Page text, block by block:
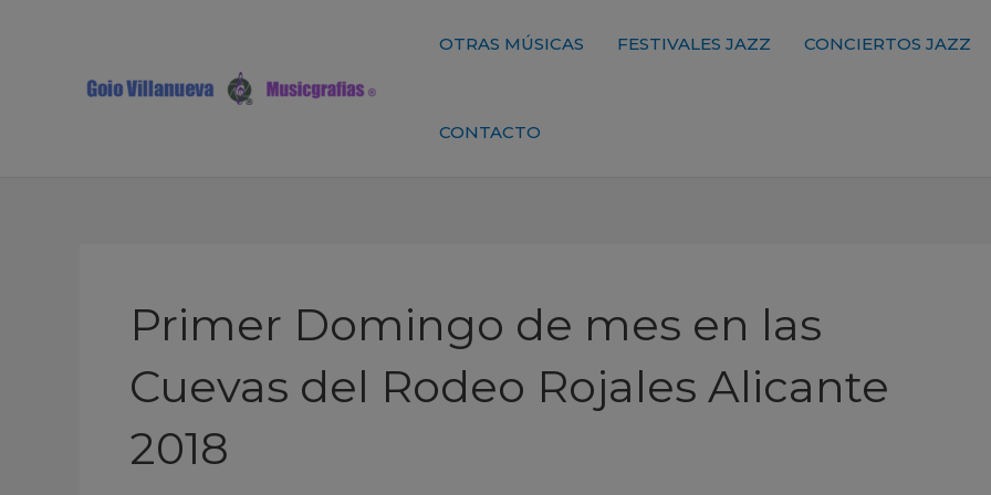
OTRAS MÚSICAS FESTIVALES JAZZ CONCIERTOS JAZZ
CONTACTO
Primer Domingo de mes en las
Cuevas del Rodeo Rojales Alicante
2018